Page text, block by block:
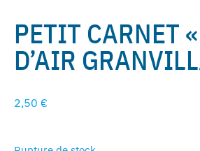
PETIT CARNET
D’AIR
2,50 €